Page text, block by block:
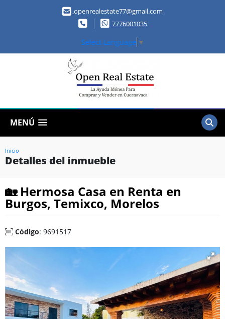
openrealestate77@gmail.com
7776001035
Select Language ▼
MENÚ
Inicio
Detalles del inmueble
🏡 Hermosa Casa en Renta en
Burgos, Temixco, Morelos
Código: 9691517